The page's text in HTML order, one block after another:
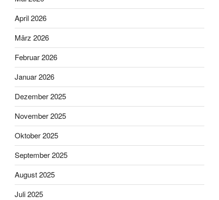
April 2026
März 2026
Februar 2026
Januar 2026
Dezember 2025
November 2025
Oktober 2025
September 2025
August 2025
Juli 2025